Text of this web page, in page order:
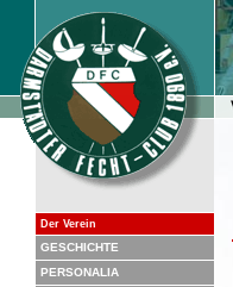
Der Verein
GESCHICHTE
PERSONALIA